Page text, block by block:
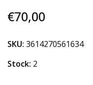
€70,00
SKU: 3614270561634
Stock: 2